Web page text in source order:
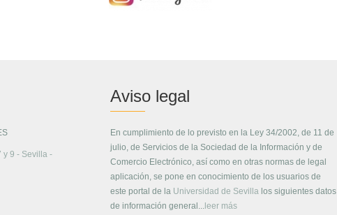
y 9 - Sevilla -
Aviso legal
En cumplimiento de lo previsto en la Ley 34/2002, de 11 de
julio, de Servicios de la Sociedad de la Información y de
Comercio Electrónico, así como en otras normas de legal
aplicación, se pone en conocimiento de los usuarios de
este portal de la Universidad de Sevilla los siguientes datos
de información general... leer más